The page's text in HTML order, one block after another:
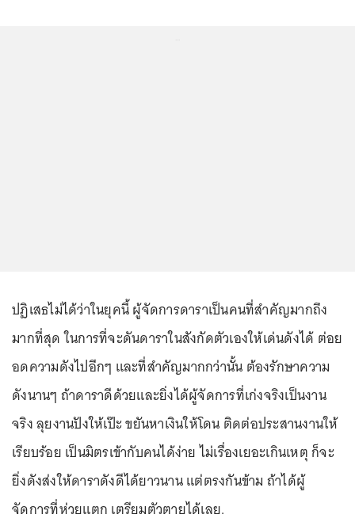
ปฏิเสธไม่ได้ว่าในยุคนี้ ผู้จัดการดาราเป็นคนที่สำคัญมากถึง
มากที่สุด ในการที่จะดันดาราในสังกัดตัวเองให้เด่นดังได้ ต่อย
อดความดังไปอีกๆ และที่สำคัญมากกว่านั้น ต้องรักษาความ
ดังนานๆ ถ้าดาราดีด้วยและยิ่งได้ผู้จัดการที่เก่งจริงเป็นงาน
จริง ลุยงานปังให้เป๊ะ ขยันหาเงินให้โดน ติดต่อประสานงานให้
เรียบร้อย เป็นมิตรเข้ากับคนได้ง่าย ไม่เรื่องเยอะเกินเหตุ ก็จะ
ยิ่งดังส่งให้ดาราดังดีได้ยาวนาน แต่ตรงกันข้าม ถ้าได้ผู้
จัดการที่ห่วยแตก เตรียมตัวตายได้เลย.